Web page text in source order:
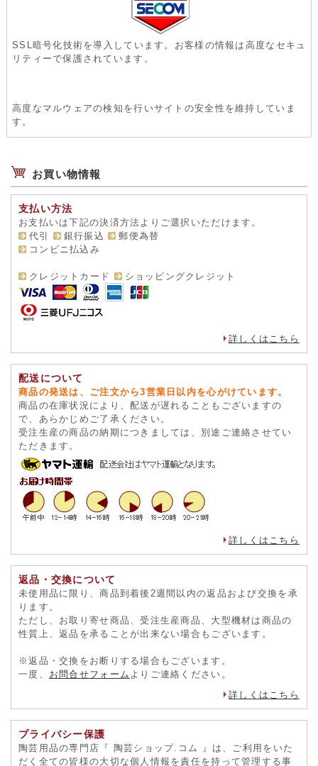
SSL暗号化技術を導入しています。お客様の情報は高度なセキュ
リティーで保護されています。
高度なマルウェアの検知を行いサイトの安全性を維持していま
す。
お買い物情報
支払い方法
お支払いは下記の決済方法よりご選択いただけます。
代引
銀行振込
郵便為替
コンビニ払込み
クレジットカード
配送について
商品の発送は、ご注文から3営業日以内を心がけています。
商品の在庫状況により、配送が遅れることもございますの
で、あらかじめご了承ください。
受注生産の商品の納期につきましては、別途ご連絡させてい
ただきます。
返品・交換について
未使用品に限り、商品到着後2週間以内の返品および交換を承
ただし、お取り寄せ商品、受注生産商品、大型機材は商品の
性質上、返品を承ることが出来ない場合もございます。
※返品・交換をお断りする場合もございます。